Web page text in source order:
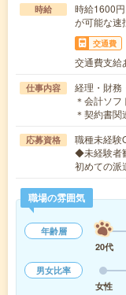
時給
時給1600
が可能な速
交通費
交通費支給
仕事内容
経理・財務
＊会計ソ
＊契約書
応募資格
職種未経験
◆未経験者
初めての派
職場の雰囲気
年齢層
20代
男女比率
女性